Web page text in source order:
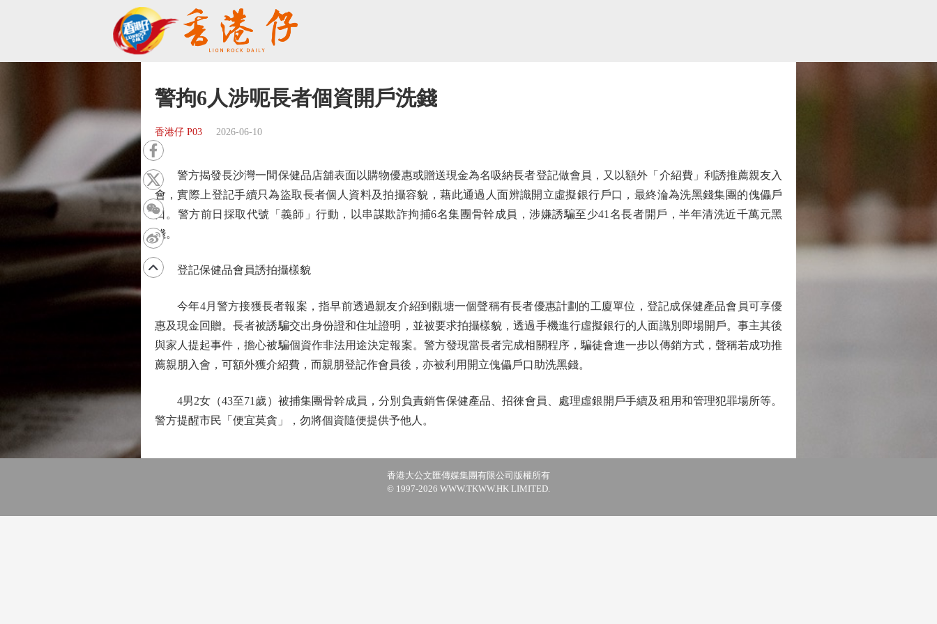
警拘6人涉呃長者個資開戶洗錢
香港仔 P03 2026-06-10
警方揭發長沙灣一間保健品店舖表面以購物優惠或贈送現金為名吸納長者登記做會員，又以額外「介紹費」利誘推薦親友入
會，實際上登記手續只為盜取長者個人資料及拍攝容貌，藉此通過人面辨識開立虛擬銀行戶口，最終淪為洗黑錢集團的傀儡戶
口。警方前日採取代號「義師」行動，以串謀欺詐拘捕6名集團骨幹成員，涉嫌誘騙至少41名長者開戶，半年清洗近千萬元黑
錢。
登記保健品會員誘拍攝樣貌
今年4月警方接獲長者報案，指早前透過親友介紹到觀塘一個聲稱有長者優惠計劃的工廈單位，登記成保健產品會員可享優
惠及現金回贈。長者被誘騙交出身份證和住址證明，並被要求拍攝樣貌，透過手機進行虛擬銀行的人面識別即場開戶。事主其後
與家人提起事件，擔心被騙個資作非法用途決定報案。警方發現當長者完成相關程序，騙徒會進一步以傳銷方式，聲稱若成功推
薦親朋入會，可額外獲介紹費，而親朋登記作會員後，亦被利用開立傀儡戶口助洗黑錢。
4男2女（43至71歲）被捕集團骨幹成員，分別負責銷售保健產品、招徠會員、處理虛銀開戶手續及租用和管理犯罪場所等。
警方提醒市民「便宜莫貪」，勿將個資隨便提供予他人。
香港大公文匯傳媒集團有限公司版權所有
© 1997-2026 WWW.TKWW.HK LIMITED.